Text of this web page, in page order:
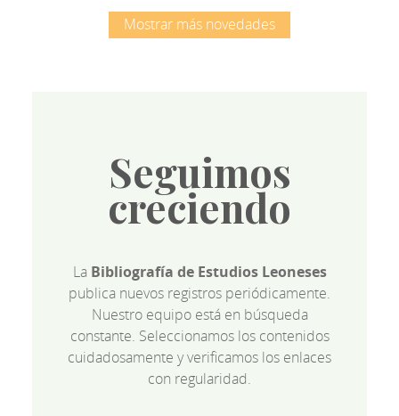
Mostrar más novedades
Seguimos
creciendo
La Bibliografía de Estudios Leoneses
publica nuevos registros periódicamente.
Nuestro equipo está en búsqueda
constante. Seleccionamos los contenidos
cuidadosamente y verificamos los enlaces
con regularidad.